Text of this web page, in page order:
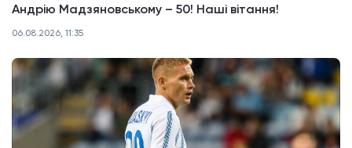
Андрію Мадзяновському – 50! Наші вітання!
06.08.2026, 11:35